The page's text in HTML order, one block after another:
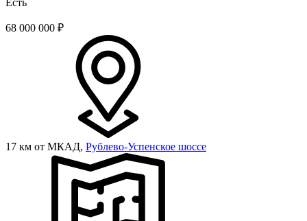
68 000 000 ₽
17 км от МКАД, Рублево-Успенское шоссе